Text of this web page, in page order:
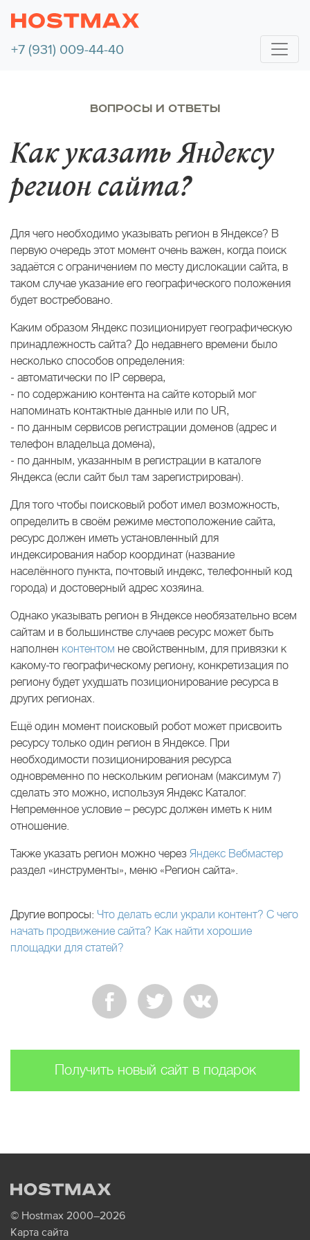
+7 (931) 009-44-40
ВОПРОСЫ И ОТВЕТЫ
Как указать Яндексу
регион сайта?
Для чего необходимо указывать регион в Яндексе? В
первую очередь этот момент очень важен, когда поиск
задаётся с ограничением по месту дислокации сайта, в
таком случае указание его географического положения
будет востребовано.
Каким образом Яндекс позиционирует географическую
принадлежность сайта? До недавнего времени было
несколько способов определения:
- автоматически по IP сервера,
- по содержанию контента на сайте который мог
напоминать контактные данные или по UR,
- по данным сервисов регистрации доменов (адрес и
телефон владельца домена),
- по данным, указанным в регистрации в каталоге
Яндекса (если сайт был там зарегистрирован).
Для того чтобы поисковый робот имел возможность,
определить в своём режиме местоположение сайта,
ресурс должен иметь установленный для
индексирования набор координат (название
населённого пункта, почтовый индекс, телефонный код
города) и достоверный адрес хозяина.
Однако указывать регион в Яндексе необязательно всем
сайтам и в большинстве случаев ресурс может быть
наполнен контентом не свойственным, для привязки к
какому-то географическому региону, конкретизация по
региону будет ухудшать позиционирование ресурса в
других регионах.
Ещё один момент поисковый робот может присвоить
ресурсу только один регион в Яндексе. При
необходимости позиционирования ресурса
одновременно по нескольким регионам (максимум 7)
сделать это можно, используя Яндекс Каталог.
Непременное условие – ресурс должен иметь к ним
отношение.
Также указать регион можно через Яндекс Вебмастер
раздел «инструменты», меню «Регион сайта».
Другие вопросы: Что делать если украли контент? С чего
начать продвижение сайта? Как найти хорошие
площадки для статей?
Получить новый сайт в подарок
© Hostmax 2000–2026
Карта сайта